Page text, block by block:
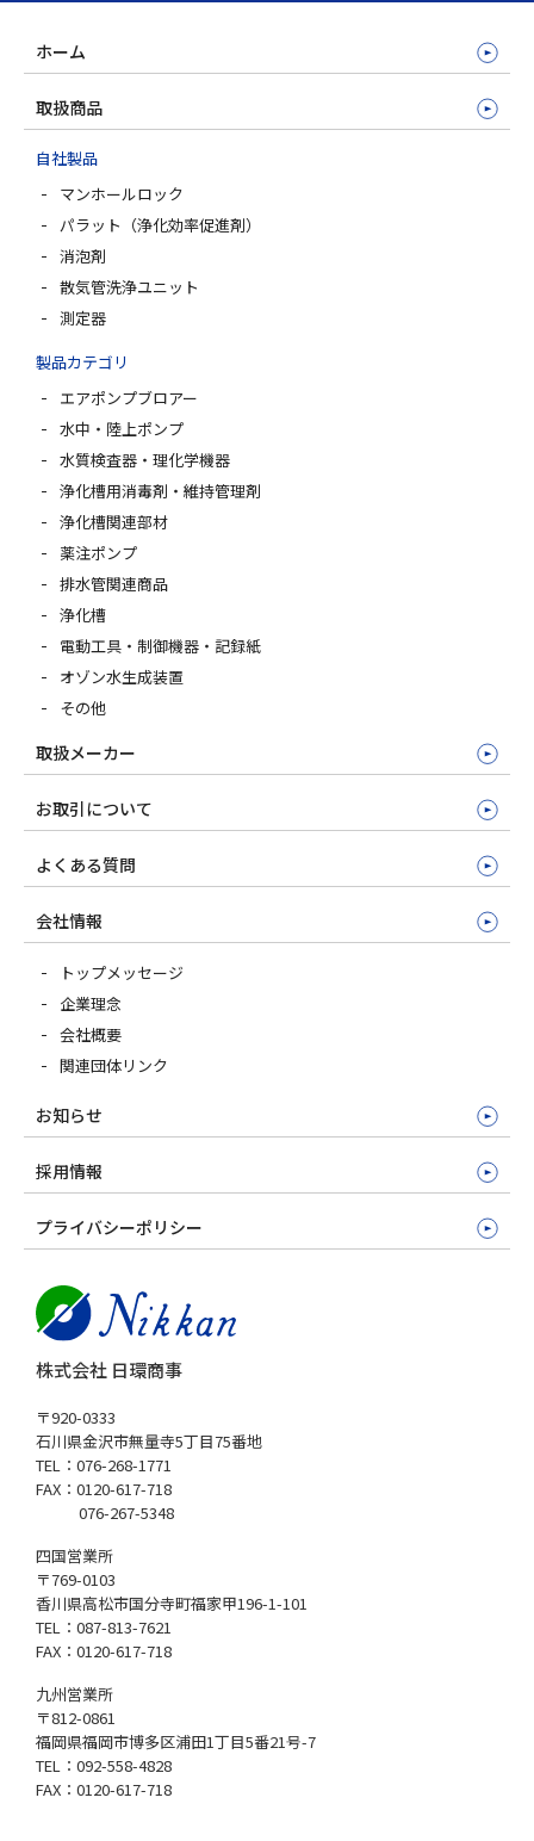
株式会社 日環商事
〒920-0333
石川県金沢市無量寺5丁目75番地
TEL：076-268-1771
FAX：0120-617-718
076-267-5348
四国営業所
〒769-0103
香川県高松市国分寺町福家甲196-1-101
TEL：087-813-7621
FAX：0120-617-718
九州営業所
〒812-0861
福岡県福岡市博多区浦田1丁目5番21号-7
TEL：092-558-4828
FAX：0120-617-718
ホーム
取扱商品
自社製品
マンホールロック
パラット（浄化効率促進剤）
消泡剤
散気管洗浄ユニット
測定器
製品カテゴリ
エアポンプブロアー
水中・陸上ポンプ
水質検査器・理化学機器
浄化槽用消毒剤・維持管理剤
浄化槽関連部材
薬注ポンプ
排水管関連商品
浄化槽
電動工具・制御機器・記録紙
オゾン水生成装置
その他
取扱メーカー
お取引について
よくある質問
会社情報
トップメッセージ
企業理念
会社概要
関連団体リンク
お知らせ
採用情報
プライバシーポリシー